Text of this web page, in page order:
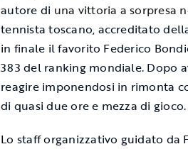
autore di una vittoria a sorpresa
tennista toscano, accreditato
in finale il favorito Federico
383 del ranking mondiale. Dopo
reagire imponendosi in rimonta
di quasi due ore e mezza di gioco.
Lo staff organizzativo guidato da